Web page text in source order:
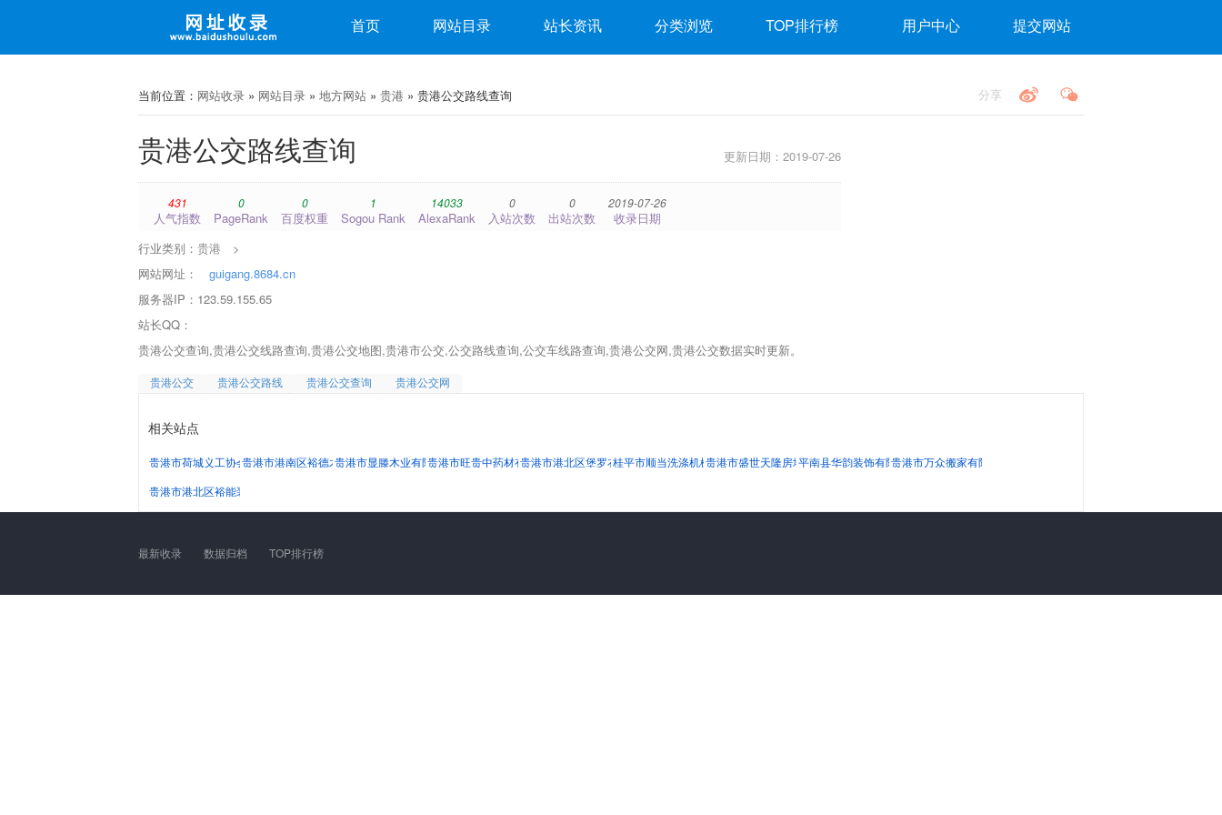
首页 网站目录 站长资讯 分类浏览 TOP排行榜 用户中心 提交网站
分享
微信
当前位置： 网站收录 » 网站目录 » 地方网站 » 贵港 » 贵港公交路线查询
更新日期：2019-07-26
贵港公交路线查询
431
人气指数
0
PageRank
0
百度权重
1
Sogou Rank
14033
AlexaRank
0
入站次数
0
出站次数
2019-07-26
收录日期
行业类别： 贵港
>
网站网址：
guigang.8684.cn
服务器IP：123.59.155.65
站长QQ：
贵港公交查询,贵港公交线路查询,贵港公交地图,贵港市公交,公交路线查询,公交车线路查询,贵港公交网,贵港公交数据实时更新。
贵港公交 贵港公交路线 贵港公交查询 贵港公交网
相关站点
贵港市荷城义工协会贵港市港南区裕德木材加工厂贵港市显滕木业有限公司贵港市旺贵中药材有限公司贵港市港北区堡罗衣柜经营部桂平市顺当洗涤机械设备有限公司贵港市盛世天隆房地产经纪有限公司
平南县华韵装饰有限公司贵港市万众搬家有限公司
贵港市港北区裕能装饰设计中心
最新收录 数据归档 TOP排行榜